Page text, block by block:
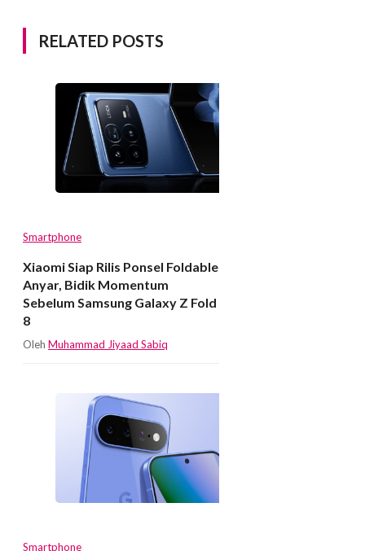
RELATED POSTS
Smartphone
Xiaomi Siap Rilis Ponsel Foldable
Anyar, Bidik Momentum
Sebelum Samsung Galaxy Z Fold
8
Oleh Muhammad Jiyaad Sabiq
Smartphone